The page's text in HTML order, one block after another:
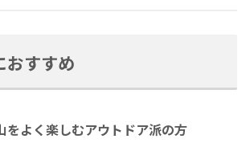
おすすめ
をよく楽しむアウトドア派の方